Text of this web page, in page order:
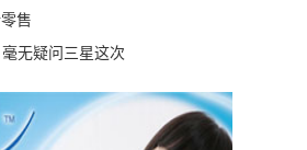
售
无疑问三星这次
！不过这样的外观